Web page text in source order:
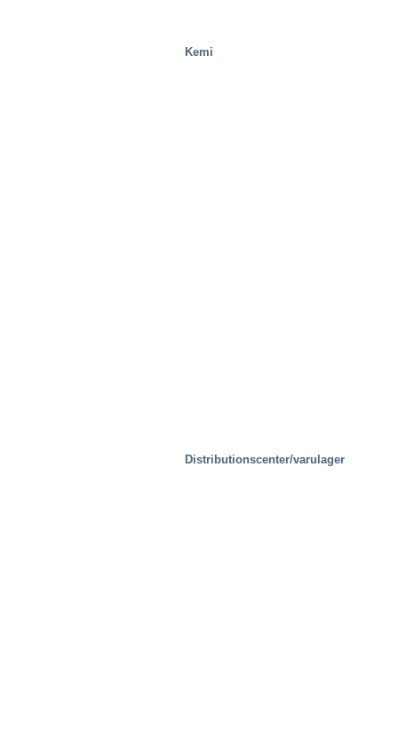
Kemi
Distributionscenter/varulager